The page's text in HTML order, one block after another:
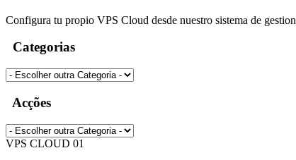
Configura tu propio VPS Cloud desde nuestro sistema de gestion
Categorias
Acções
VPS CLOUD 01